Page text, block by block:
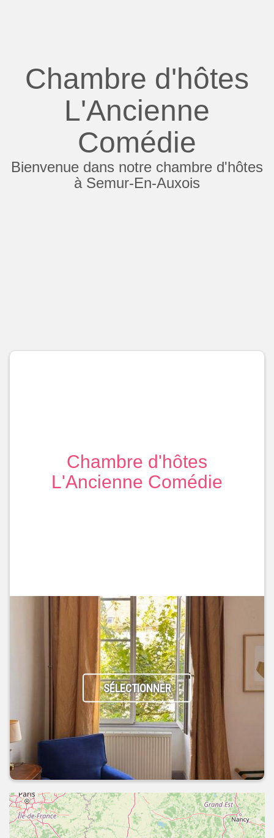
Chambre d'hôtes
L'Ancienne
Comédie
Bienvenue dans notre chambre d'hôtes
à Semur-En-Auxois
Chambre d'hôtes
L'Ancienne Comédie
SÉLECTIONNER